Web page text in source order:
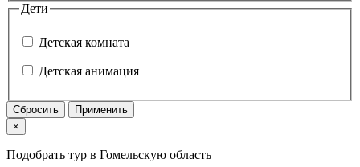
Дети
Детская комната
Детская анимация
Сбросить
Применить
×
Подобрать тур в Гомельскую область